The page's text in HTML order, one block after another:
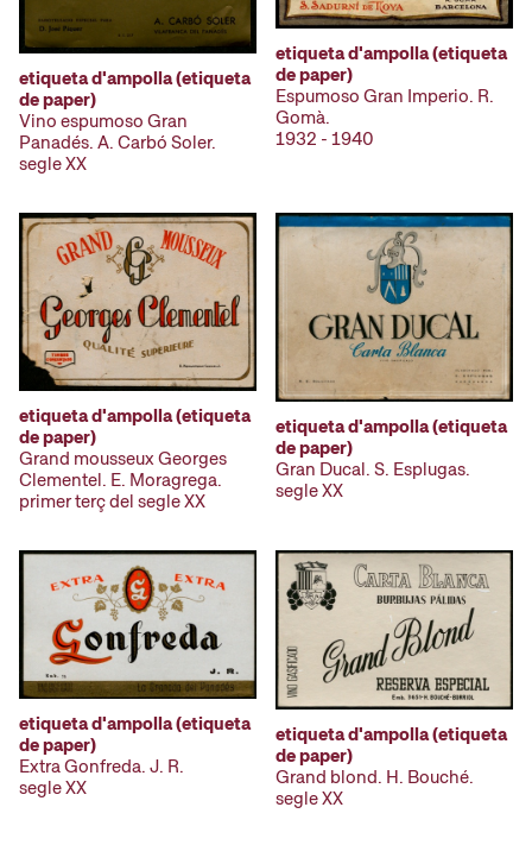
etiqueta d'ampolla (etiqueta
de paper)
Vino espumoso Gran
Panadés. A. Carbó Soler.
segle XX
etiqueta d'ampolla (etiqueta
de paper)
Espumoso Gran Imperio. R.
Gomà.
1932 - 1940
etiqueta d'ampolla (etiqueta
de paper)
Grand mousseux Georges
Clementel. E. Moragrega.
primer terç del segle XX
etiqueta d'ampolla (etiqueta
de paper)
Gran Ducal. S. Esplugas.
segle XX
etiqueta d'ampolla (etiqueta
de paper)
Extra Gonfreda. J. R.
segle XX
etiqueta d'ampolla (etiqueta
de paper)
Grand blond. H. Bouché.
segle XX